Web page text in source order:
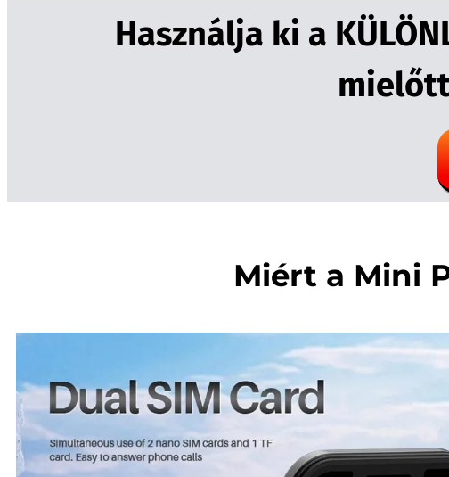
Használja ki a
Miért a Mini